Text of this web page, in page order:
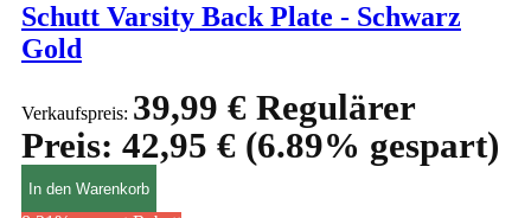
Schutt Varsity Back Plate - Schwarz
Gold
Verkaufspreis: 39,99 € Regulärer
Preis: 42,95 € (6.89% gespart)
In den Warenkorb